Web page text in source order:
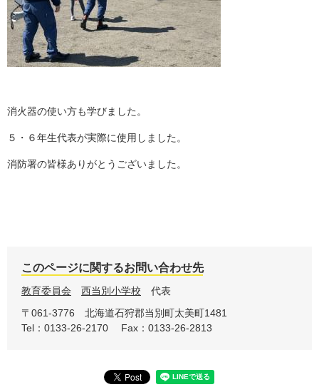
消火器の使い方も学びました。
５・６年生代表が実際に使用しました。
消防署の皆様ありがとうございました。
このページに関するお問い合わせ先
教育委員会 西当別小学校
代表
〒061-3776
北海道石狩郡当別町太美町1481
Tel：0133-26-2170
Fax：0133-26-2813